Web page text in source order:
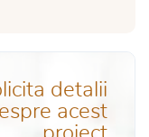
detalii
acest